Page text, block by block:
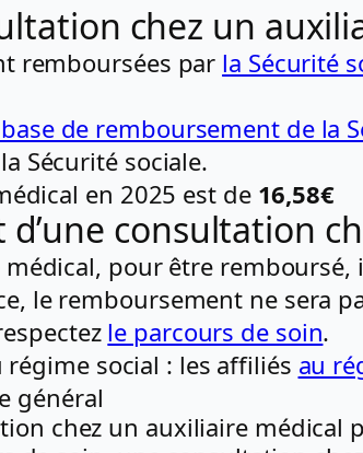
chez un
remboursées par la Sécurité
de remboursement de la
Sécurité sociale.
en 2025 est de 16,58€
consultation
pour être
le remboursement ne sera
le parcours de soin.
social : les affiliés au
général
chez un auxiliaire médical